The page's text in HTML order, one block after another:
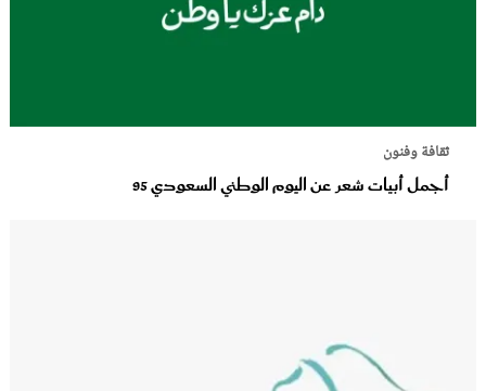
ثقافة وفنون
أجمل أبيات شعر عن اليوم الوطني السعودي 95